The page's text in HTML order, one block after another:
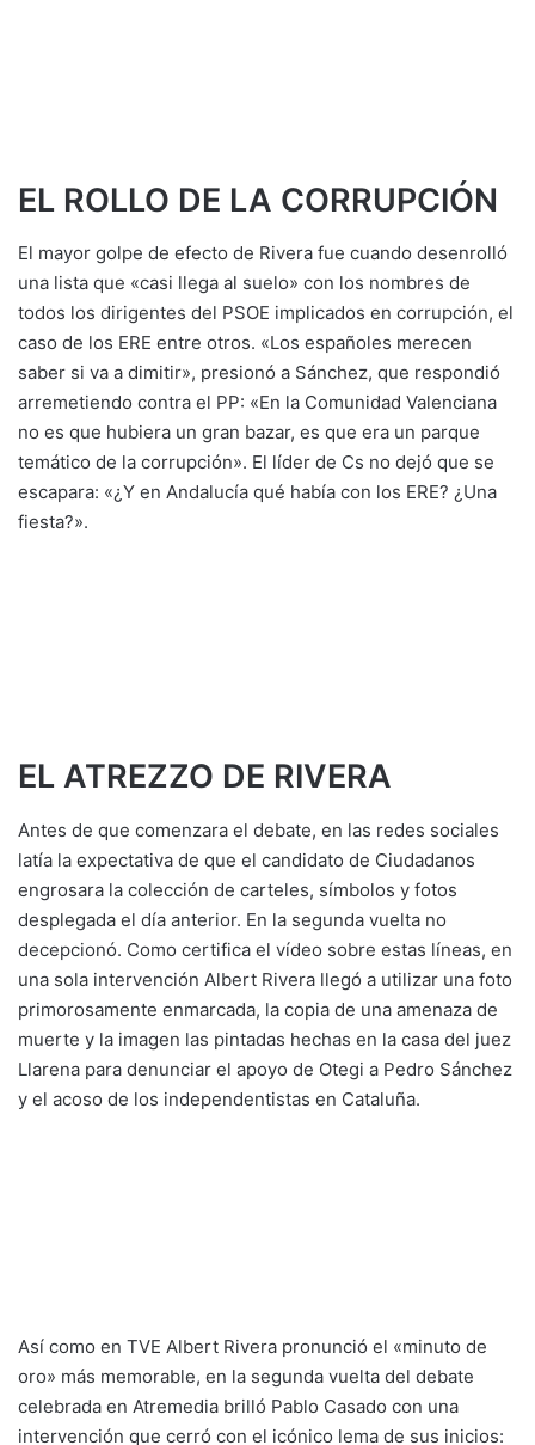
EL ROLLO DE LA CORRUPCIÓN
El mayor golpe de efecto de Rivera fue cuando desenrolló
una lista que «casi llega al suelo» con los nombres de
todos los dirigentes del PSOE implicados en corrupción, el
caso de los ERE entre otros. «Los españoles merecen
saber si va a dimitir», presionó a Sánchez, que respondió
arremetiendo contra el PP: «En la Comunidad Valenciana
no es que hubiera un gran bazar, es que era un parque
temático de la corrupción». El líder de Cs no dejó que se
escapara: «¿Y en Andalucía qué había con los ERE? ¿Una
fiesta?».
EL ATREZZO DE RIVERA
Antes de que comenzara el debate, en las redes sociales
latía la expectativa de que el candidato de Ciudadanos
engrosara la colección de carteles, símbolos y fotos
desplegada el día anterior. En la segunda vuelta no
decepcionó. Como certifica el vídeo sobre estas líneas, en
una sola intervención Albert Rivera llegó a utilizar una foto
primorosamente enmarcada, la copia de una amenaza de
muerte y la imagen las pintadas hechas en la casa del juez
Llarena para denunciar el apoyo de Otegi a Pedro Sánchez
y el acoso de los independentistas en Cataluña.
Así como en TVE Albert Rivera pronunció el «minuto de
oro» más memorable, en la segunda vuelta del debate
celebrada en Atremedia brilló Pablo Casado con una
intervención que cerró con el icónico lema de sus inicios: